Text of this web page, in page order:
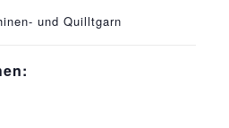
und Quilltgarn